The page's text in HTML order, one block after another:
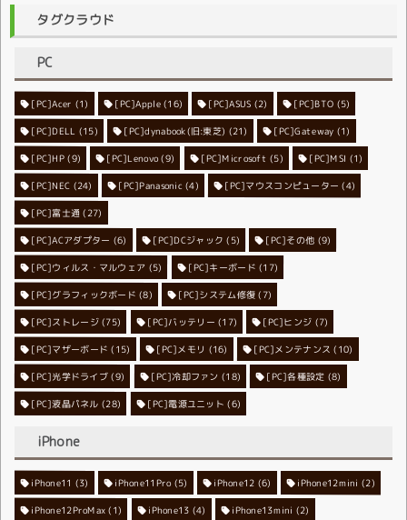
タグクラウド
PC
[PC]Acer (1) [PC]Apple(16) [PC]ASUS (2) [PC]BTO (5)
[PC]DELL (15) [PC]dynabook(旧:東芝) (21) [PC]Gateway (1)
[PC]HP(9) [PC]Lenovo(9) [PC]Microsoft (5) [PC]MSI (1)
[PC]NEC (24) [PC]Panasonic (4) [PC]マウスコンピューター (4)
[PC]富士通 (27)
[PC]ACアダプター (6) [PC]DCジャック (5) [PC]その他 (9)
[PC]ウィルス・マルウェア (5) [PC]キーボード (17)
[PC]グラフィックボード (8) [PC]システム修復 (7)
[PC]ストレージ(75) [PC]バッテリー (17) [PC]ヒンジ (7)
[PC]マザーボード (15) [PC]メモリ (16) [PC]メンテナンス (10)
[PC]光学ドライブ (9) [PC]冷却ファン (18) [PC]各種設定 (8)
[PC]液晶パネル (28) [PC]電源ユニット (6)
iPhone
iPhone11 (3) iPhone11Pro(5) iPhone12 (6) iPhone12mini (2)
iPhone12ProMax (1) iPhone13 (4) iPhone13mini (2)